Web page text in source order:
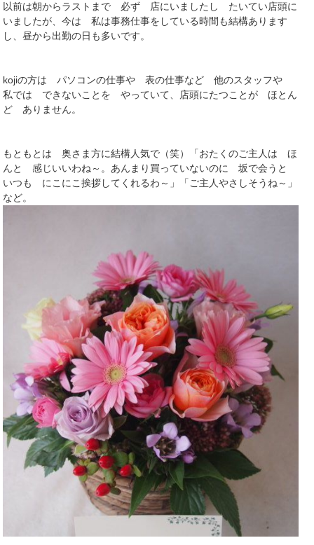
以前は朝からラストまで 必ず 店にいましたし たいてい店頭に
いましたが、今は 私は事務仕事をしている時間も結構あります
し、昼から出勤の日も多いです。
kojiの方は パソコンの仕事や 表の仕事など 他のスタッフや
私では できないことを やっていて、店頭にたつことが ほとん
ど ありません。
もともとは 奥さま方に結構人気で（笑）「おたくのご主人は ほ
んと 感じいいわね～。あんまり買っていないのに 坂で会うと
いつも にこにこ挨拶してくれるわ～」「ご主人やさしそうね～」
など。